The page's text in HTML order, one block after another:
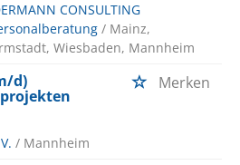
CONSULTING
/ Mainz,
Wiesbaden, Mannheim
d) Merken
/ Mannheim